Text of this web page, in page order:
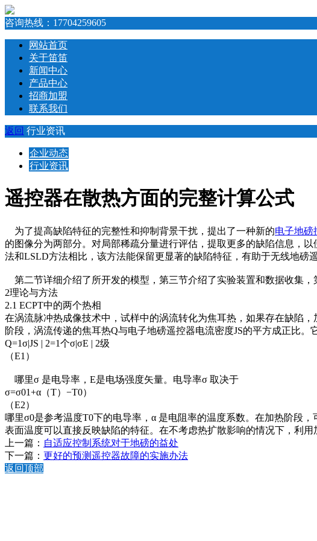
咨询热线： 17704259605
网站首页
关于笛笛
新闻中心
产品中心
招商加盟
联系我们
返回 行业资讯
企业动态
行业资讯
遥控器在散热方面的完整计算公式
为了提高缺陷特征的完整性和抑制背景干扰，提出了一种新的电子地磅
的图像分为两部分。对局部稀疏分量进行评估，提取更多的缺陷信息，
法和LSLD方法相比，该方法能保留更显著的缺陷特征，有助于无线地磅
第二节详细介绍了所开发的模型，第三节介绍了实验装置和数据收集，
2理论与方法
2.1 ECPT中的两个热相
在涡流脉冲热成像技术中，试样中的涡流转化为焦耳热，如果存在缺陷
阶段，涡流传递的焦耳热Q与电子地磅遥控器电流密度JS的平方成正比。
Q=1σ|JS | 2=1个σ|σE | 2级
（E1）
哪里σ 是电导率，E是电场强度矢量。电导率σ 取决于
σ=σ01+α（T）−T0）
（E2）
哪里σ0是参考温度T0下的电导率，α 是电阻率的温度系数。在加热阶段
表面温度可以直接反映缺陷的特征。在不考虑热扩散影响的情况下，利用
上一篇： 自适应控制系统对于地磅的益处
下一篇： 更好的预测遥控器故障的实施办法
返回顶部